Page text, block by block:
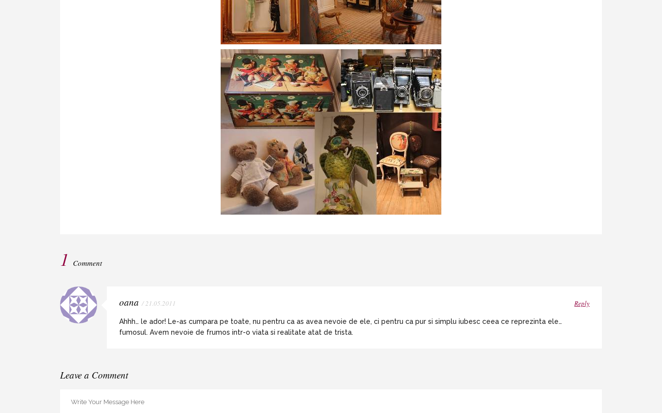
1 Comment
oana / 21.05.2011 Reply
Ahhh… le ador! Le-as cumpara pe toate, nu pentru ca as avea nevoie de ele, ci pentru ca pur si simplu iubesc ceea ce reprezinta ele…
fumosul. Avem nevoie de frumos intr-o viata si realitate atat de trista.
Leave a Comment